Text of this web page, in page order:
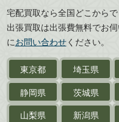
武道
近代文
サイ
作家
徳島県
愛媛県
宅配買取なら全国どこから
出張買取は出張費無料でお
にお問い合わせください。
東京都 埼玉県
静岡県
茨城県
山梨県
新潟県